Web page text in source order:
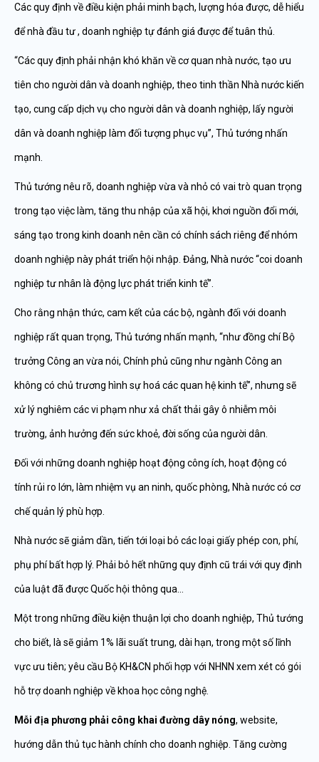
Các quy định về điều kiện phải minh bạch, lượng hóa được, dễ hiểu
để nhà đầu tư , doanh nghiệp tự đánh giá được để tuân thủ.
“Các quy định phải nhận khó khăn về cơ quan nhà nước, tạo ưu
tiên cho người dân và doanh nghiệp, theo tinh thần Nhà nước kiến
tạo, cung cấp dịch vụ cho người dân và doanh nghiệp, lấy người
dân và doanh nghiệp làm đối tượng phục vụ”, Thủ tướng nhấn
mạnh.
Thủ tướng nêu rõ, doanh nghiệp vừa và nhỏ có vai trò quan trọng
trong tạo việc làm, tăng thu nhập của xã hội, khơi nguồn đổi mới,
sáng tạo trong kinh doanh nên cần có chính sách riêng để nhóm
doanh nghiệp này phát triển hội nhập. Đảng, Nhà nước “coi doanh
nghiệp tư nhân là động lực phát triển kinh tế”.
Cho rằng nhận thức, cam kết của các bộ, ngành đối với doanh
nghiệp rất quan trọng, Thủ tướng nhấn mạnh, “như đồng chí Bộ
trưởng Công an vừa nói, Chính phủ cũng như ngành Công an
không có chủ trương hình sự hoá các quan hệ kinh tế”, nhưng sẽ
xử lý nghiêm các vi phạm như xả chất thải gây ô nhiễm môi
trường, ảnh hưởng đến sức khoẻ, đời sống của người dân.
Đối với những doanh nghiệp hoạt động công ích, hoạt động có
tính rủi ro lớn, làm nhiệm vụ an ninh, quốc phòng, Nhà nước có cơ
chế quản lý phù hợp.
Nhà nước sẽ giảm dần, tiến tới loại bỏ các loại giấy phép con, phí,
phụ phí bất hợp lý. Phải bỏ hết những quy định cũ trái với quy định
của luật đã được Quốc hội thông qua…
Một trong những điều kiện thuận lợi cho doanh nghiệp, Thủ tướng
cho biết, là sẽ giảm 1% lãi suất trung, dài hạn, trong một số lĩnh
vực ưu tiên; yêu cầu Bộ KH&CN phối hợp với NHNN xem xét có gói
hỗ trợ doanh nghiệp về khoa học công nghệ.
Mỗi địa phương phải công khai đường dây nóng, website,
hướng dẫn thủ tục hành chính cho doanh nghiệp. Tăng cường